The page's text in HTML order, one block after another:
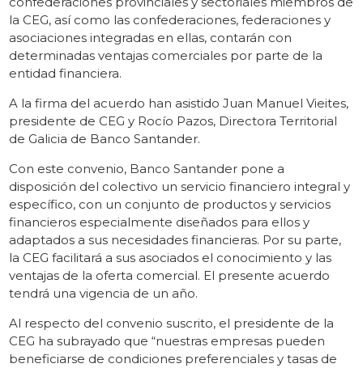
la CEG, así como las confederaciones, federaciones y
asociaciones integradas en ellas, contarán con
determinadas ventajas comerciales por parte de la
entidad financiera.
A la firma del acuerdo han asistido Juan Manuel Vieites,
presidente de CEG y Rocío Pazos, Directora Territorial
de Galicia de Banco Santander.
Con este convenio, Banco Santander pone a
disposición del colectivo un servicio financiero integral y
específico, con un conjunto de productos y servicios
financieros especialmente diseñados para ellos y
adaptados a sus necesidades financieras. Por su parte,
la CEG facilitará a sus asociados el conocimiento y las
ventajas de la oferta comercial. El presente acuerdo
tendrá una vigencia de un año.
Al respecto del convenio suscrito, el presidente de la
CEG ha subrayado que “nuestras empresas pueden
beneficiarse de condiciones preferenciales y tasas de